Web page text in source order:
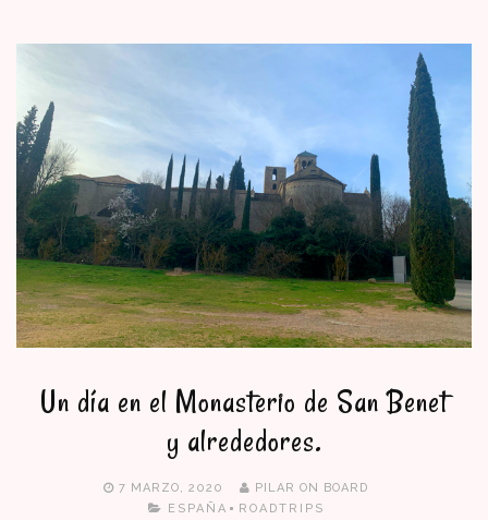
Un día en el Monasterio de San Benet
y alrededores.
7 MARZO, 2020
PILAR ON BOARD
ESPAÑA
ROADTRIPS